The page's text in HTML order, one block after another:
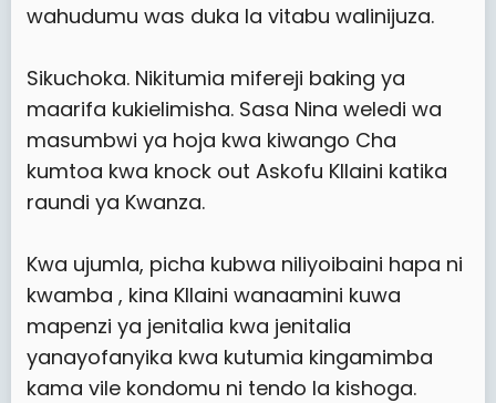
wahudumu was duka la vitabu walinijuza.
Sikuchoka. Nikitumia mifereji baking ya
maarifa kukielimisha. Sasa Nina weledi wa
masumbwi ya hoja kwa kiwango Cha
kumtoa kwa knock out Askofu KIlaini katika
raundi ya Kwanza.
Kwa ujumla, picha kubwa niliyoibaini hapa ni
kwamba , kina KIlaini wanaamini kuwa
mapenzi ya jenitalia kwa jenitalia
yanayofanyika kwa kutumia kingamimba
kama vile kondomu ni tendo la kishoga.